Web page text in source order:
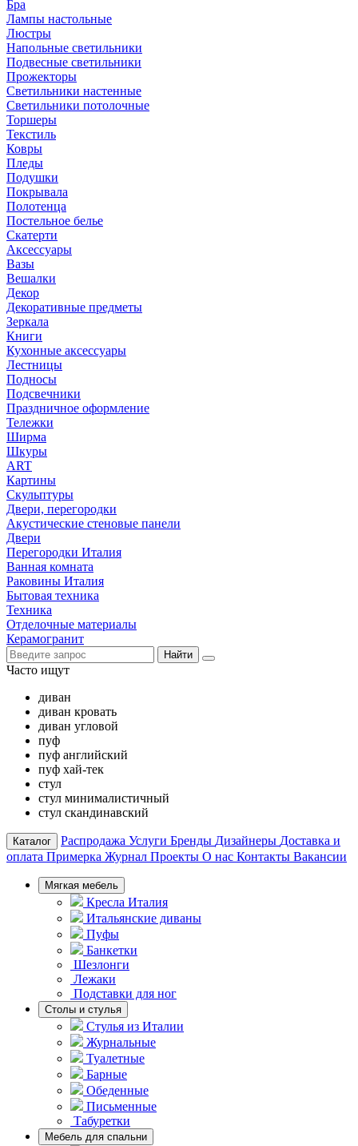
Бра
Лампы настольные
Люстры
Напольные светильники
Подвесные светильники
Прожекторы
Светильники настенные
Светильники потолочные
Торшеры
Текстиль
Ковры
Пледы
Подушки
Покрывала
Полотенца
Постельное белье
Скатерти
Аксессуары
Вазы
Вешалки
Декор
Декоративные предметы
Зеркала
Книги
Кухонные аксессуары
Лестницы
Подносы
Подсвечники
Праздничное оформление
Тележки
Ширма
Шкуры
ART
Картины
Скульптуры
Двери, перегородки
Акустические стеновые панели
Двери
Перегородки Италия
Ванная комната
Раковины Италия
Бытовая техника
Техника
Отделочные материалы
Керамогранит
Найти
Часто ищут
диван
диван кровать
диван угловой
пуф
пуф английский
пуф хай-тек
стул
стул минималистичный
стул скандинавский
Каталог Распродажа Услуги Бренды Дизайнеры Доставка и
оплата Примерка Журнал Проекты О нас Контакты Вакансии
Мягкая мебель
Кресла Италия
Итальянские диваны
Пуфы
Банкетки
Шезлонги
Лежаки
Подставки для ног
Столы и стулья
Стулья из Италии
Журнальные
Туалетные
Барные
Обеденные
Письменные
Табуретки
Мебель для спальни